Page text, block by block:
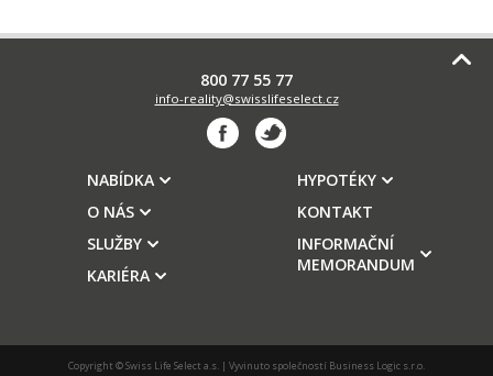
800 77 55 77
info-reality@swisslifeselect.cz
NABÍDKA
O NÁS
SLUŽBY
KARIÉRA
HYPOTÉKY
KONTAKT
INFORMAČNÍ
MEMORANDUM
Copyright © Swiss Life Select a.s. | Vyvinuto společností Business Logic s.r.o.